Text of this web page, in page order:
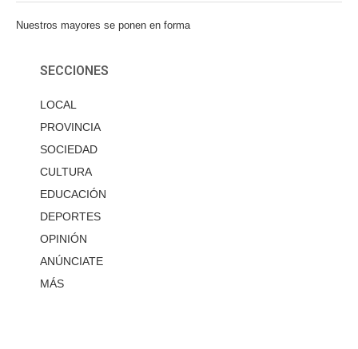
Nuestros mayores se ponen en forma
SECCIONES
LOCAL
PROVINCIA
SOCIEDAD
CULTURA
EDUCACIÓN
DEPORTES
OPINIÓN
ANÚNCIATE
MÁS